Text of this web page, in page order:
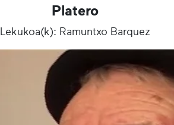
Platero
Lekukoa(k): Ramuntxo Barquez